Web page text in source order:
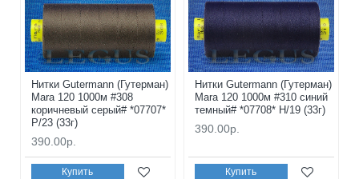
Нитки Gutermann (Гутерман)
Mara 120 1000м #308
коричневый серый# *07707*
P/23 (33г)
390.00р.
Купить
Нитки Gutermann (Гутерман)
Mara 120 1000м #310 синий
темный# *07708* H/19 (33г)
390.00р.
Купить